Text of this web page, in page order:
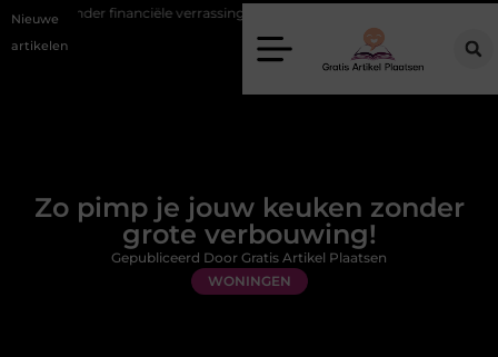
Nieuwe
artikelen
verrassingen Gemiddelde tarieven van een dierenarts in
Zo pimp je jouw keuken zonder
grote verbouwing!
WONINGEN
Gepubliceerd Door Gratis Artikel Plaatsen